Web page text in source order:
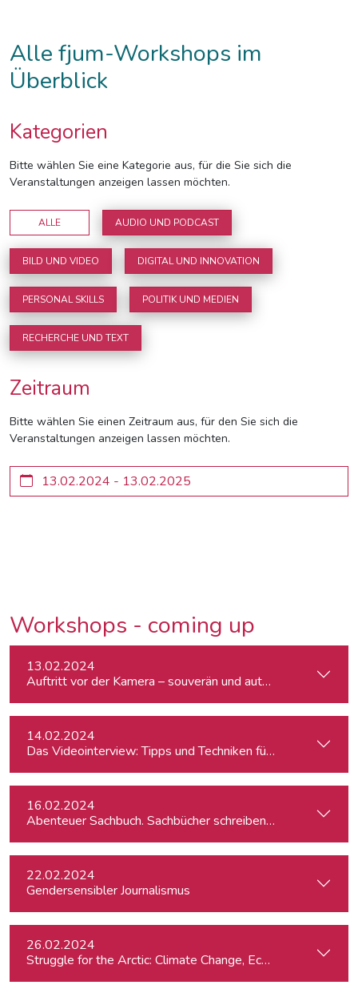
Alle fjum-Workshops im
Überblick
Kategorien
Bitte wählen Sie eine Kategorie aus, für die Sie sich die
Veranstaltungen anzeigen lassen möchten.
ALLE AUDIO UND PODCAST
BILD UND VIDEO DIGITAL UND INNOVATION
PERSONAL SKILLS POLITIK UND MEDIEN
RECHERCHE UND TEXT
Zeitraum
Bitte wählen Sie einen Zeitraum aus, für den Sie sich die
Veranstaltungen anzeigen lassen möchten.
Workshops - coming up
13.02.2024
Auftritt vor der Kamera – souverän und authentisch
14.02.2024
Das Videointerview: Tipps und Techniken für TV und Web
16.02.2024
Abenteuer Sachbuch. Sachbücher schreiben für
22.02.2024
Gendersensibler Journalismus
26.02.2024